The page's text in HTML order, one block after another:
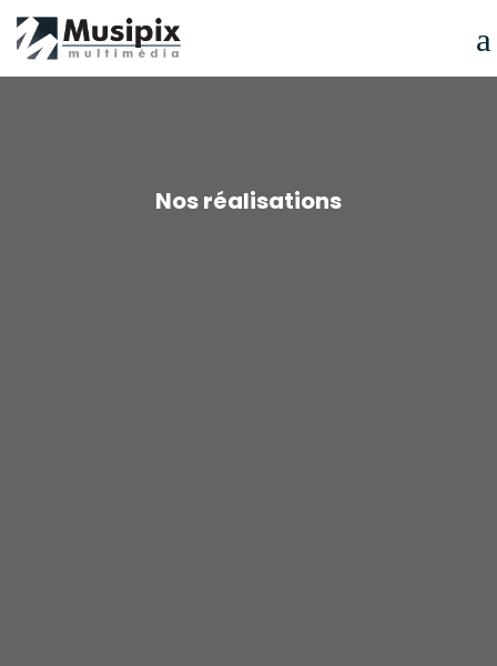
Skip
content
Nos réalisations